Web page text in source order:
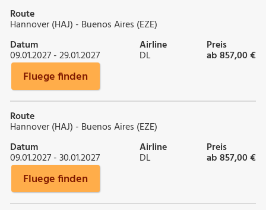
Route
Hannover (HAJ) - Buenos Aires (EZE)
Datum
09.01.2027 - 29.01.2027
Airline
DL
Preis
ab 857,00 €
Fluege finden
Route
Hannover (HAJ) - Buenos Aires (EZE)
Datum
09.01.2027 - 30.01.2027
Airline
DL
Preis
ab 857,00 €
Fluege finden